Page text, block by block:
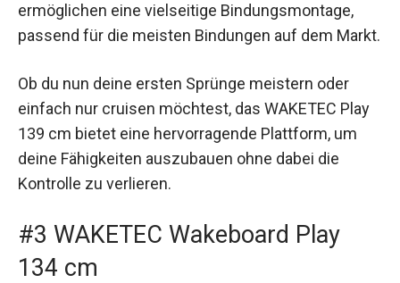
ermöglichen eine vielseitige Bindungsmontage,
passend für die meisten Bindungen auf dem Markt.
Ob du nun deine ersten Sprünge meistern oder
einfach nur cruisen möchtest, das WAKETEC Play
139 cm bietet eine hervorragende Plattform, um
deine Fähigkeiten auszubauen ohne dabei die
Kontrolle zu verlieren.
#3 WAKETEC Wakeboard Play
134 cm